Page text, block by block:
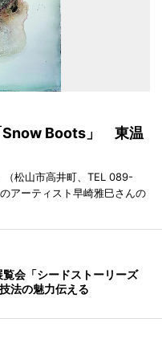
Snow Boots」 東温
松山市高井町、TEL 089-
アーティスト早崎雅巳さんの
会「シードストーリーズ
法の魅力伝える